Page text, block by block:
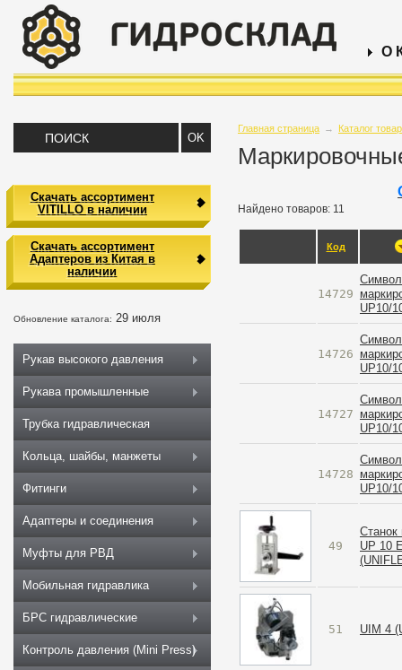
О
Главная страница → Каталог
Найдено товаров: 11
Код
14729
UP10/
14726
UP10/
14727
UP10/
14728
UP10/
49
Станок
UP 10
51 UIM 4
Скачать ассортимент
VITILLO в наличии
Скачать ассортимент
Адаптеров из Китая в
наличии
Обновление каталога: 29 июля
Рукав высокого давления
Рукава промышленные
Трубка гидравлическая
Кольца, шайбы, манжеты
Фитинги
Адаптеры и соединения
Муфты для РВД
Мобильная гидравлика
БРС гидравлические
Контроль давления (Mini Press)